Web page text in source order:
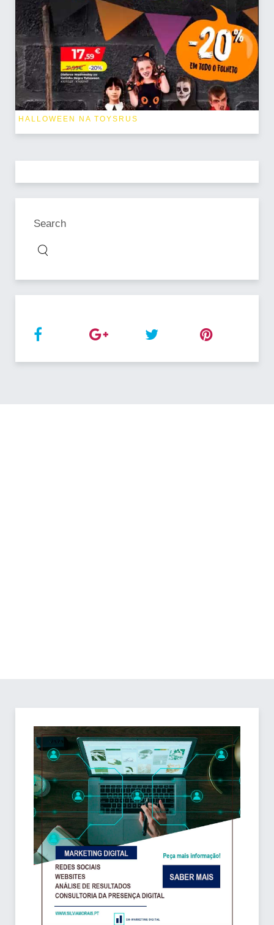
HALLOWEEN NA TOYSRUS
Search